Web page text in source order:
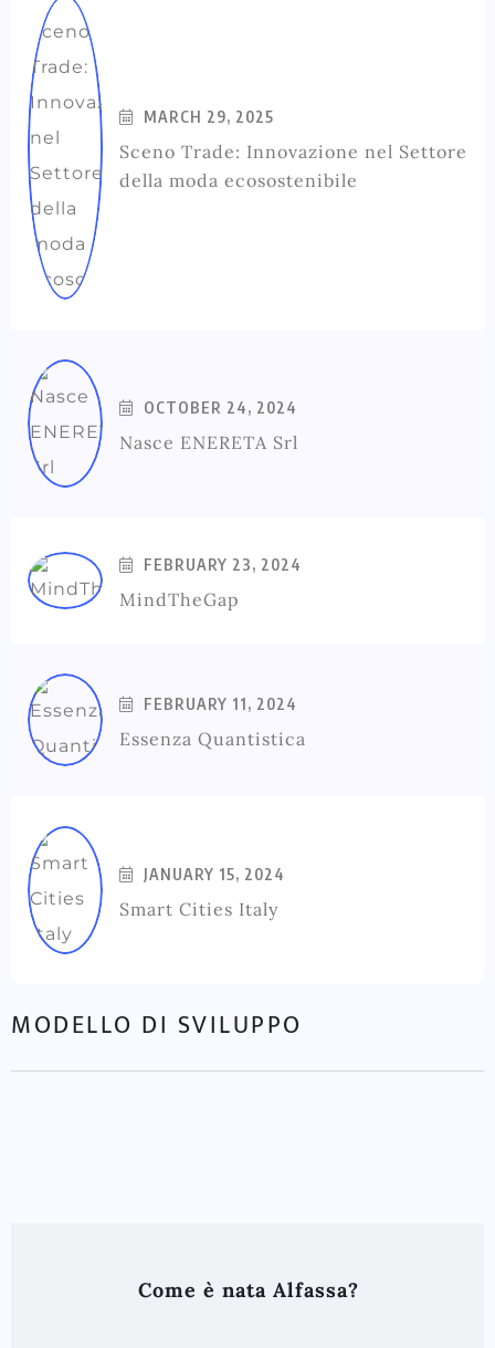
MARCH 29, 2025
Sceno Trade: Innovazione nel Settore
della moda ecosostenibile
OCTOBER 24, 2024
Nasce ENERETA Srl
FEBRUARY 23, 2024
MindTheGap
FEBRUARY 11, 2024
Essenza Quantistica
JANUARY 15, 2024
Smart Cities Italy
MODELLO DI SVILUPPO
Come è nata Alfassa?